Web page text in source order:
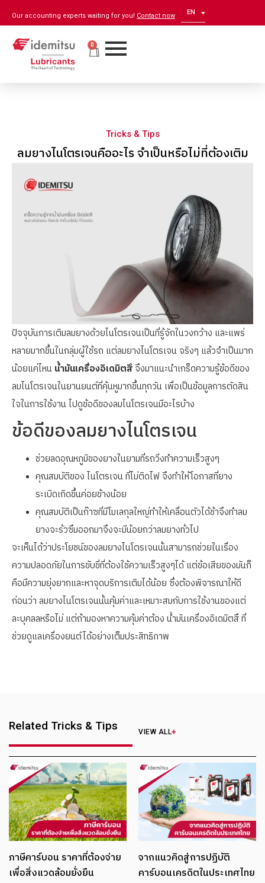
Our accounting experts waiting for you! Contact now EN
ZH
0
Tricks & Tips
ลมยางไนโตรเจนคืออะไร จำเป็นหรือไม่ที่ต้องเติม
ปัจจุบันการเติมลมยางด้วยไนโตรเจนเป็นที่รู้จักในวงกว้าง และแพร่
หลายมากขึ้นในกลุ่มผู้ใช้รถ แต่ลมยางไนโตรเจน จริงๆ แล้วจำเป็นมาก
น้อยแค่ไหน น้ำมันเครื่องอิเดมิตสึ จึงมาแนะนำเกร็ดความรู้ข้อดีของ
ลมไนโตรเจนในยานยนต์ที่คุ้นหูมากขึ้นทุกวัน เพื่อเป็นข้อมูลการตัดสิน
ใจในการใช้งาน ไปดูข้อดีของลมไนโตรเจนมีอะไรบ้าง
ข้อดีของลมยางไนโตรเจน
ช่วยลดอุณหภูมิของยางในยามที่รถวิ่งทำความเร็วสูงๆ
คุณสมบัติของ ไนโตรเจน ที่ไม่ติดไฟ จึงทำให้โอกาสที่ยาง
ระเบิดเกิดขึ้นค่อยข้างน้อย
คุณสมบัติเป็นก๊าซที่มีโมเลกุลใหญ่ทำให้เคลื่อนตัวได้ช้าจึงทำลม
ยางจะรั่วซึมออกมาจึงจะมีน้อยกว่าลมยางทั่วไป
จะเห็นได้ว่าประโยชน์ของลมยางไนโตรเจนนั้นสามารถช่วยในเรื่อง
ความปลอดภัยในการขับขี่ที่ต้องใช้ความเร็วสูงๆได้ แต่ข้อเสียของมันก็
คือมีความยุ่งยากและหาจุดบริการเติมได้น้อย ซึ่งต้องพิจารณาให้ดี
ก่อนว่า ลมยางไนโตรเจนนั้นคุ้มค่าและเหมาะสมกับการใช้งานของแต่
ละบุคลลหรือไม่ แต่ถ้ามองหาความคุ้มค่าต้อง น้ำมันเครื่องอิเดมิตสึ ที่
ช่วยดูแลเครื่องยนต์ได้อย่างเต็มประสิทธิภาพ
Related Tricks & Tips VIEW ALL
ภาษีคาร์บอน ราคาที่ต้องจ่าย
เพื่อสิ่งแวดล้อมยั่งยืน
จากแนวคิดสู่การปฏิบัติ
คาร์บอนเครดิตในประเทศไทย